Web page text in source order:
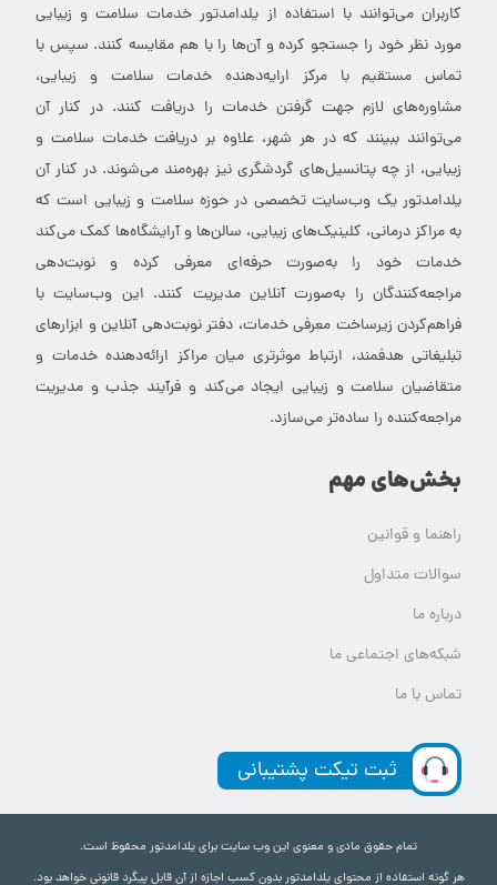
کاربران می‌توانند با استفاده از یلدامدتور خدمات سلامت و زیبایی
مورد نظر خود را جستجو کرده و آن‌ها را با هم مقایسه کنند. سپس با
تماس مستقیم با مرکز ارایه‌دهنده خدمات سلامت و زیبایی،
مشاوره‌های لازم جهت گرفتن خدمات را دریافت کنند. در کنار آن
می‌توانند ببینند که در هر شهر، علاوه بر دریافت خدمات سلامت و
زیبایی، از چه پتانسیل‌های گردشگری نیز بهره‌مند می‌شوند. در کنار آن
یلدامدتور یک وب‌سایت تخصصی در حوزه سلامت و زیبایی است که
به مراکز درمانی، کلینیک‌های زیبایی، سالن‌ها و آرایشگاه‌ها کمک می‌کند
خدمات خود را به‌صورت حرفه‌ای معرفی کرده و نوبت‌دهی
مراجعه‌کنندگان را به‌صورت آنلاین مدیریت کنند. این وب‌سایت با
فراهم‌کردن زیرساخت معرفی خدمات، دفتر نوبت‌دهی آنلاین و ابزارهای
تبلیغاتی هدفمند، ارتباط موثرتری میان مراکز ارائه‌دهنده خدمات و
متقاضیان سلامت و زیبایی ایجاد می‌کند و فرآیند جذب و مدیریت
مراجعه‌کننده را ساده‌تر می‌سازد.
بخش‌های مهم
راهنما و قوانین
سوالات متداول
درباره ما
شبکه‌های اجتماعی ما
تماس با ما
ثبت تیکت پشتیبانی
تمام حقوق مادی و معنوی این وب سایت برای یلدامدتور محفوظ است.
هر گونه استفاده از محتوای یلدامدتور بدون کسب اجازه از آن قابل پیگرد قانونی خواهد بود.